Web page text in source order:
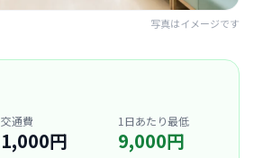
写真はイメージです
交通費
1,000円
1日あたり最低
9,000円